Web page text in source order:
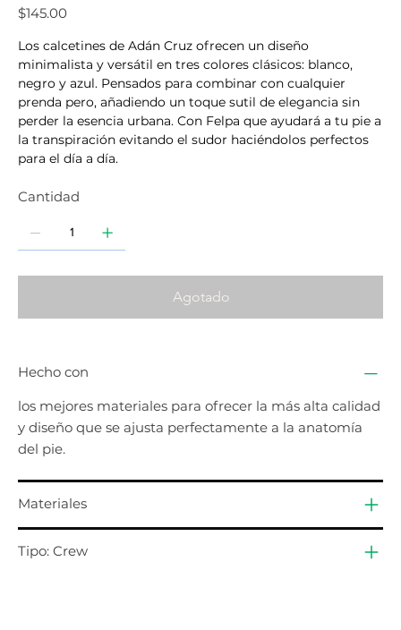
Precio
$145.00
Los calcetines de Adán Cruz ofrecen un diseño
minimalista y versátil en tres colores clásicos: blanco,
negro y azul. Pensados para combinar con cualquier
prenda pero, añadiendo un toque sutil de elegancia sin
perder la esencia urbana. Con Felpa que ayudará a tu pie a
la transpiración evitando el sudor haciéndolos perfectos
para el día a día.
Cantidad
Agotado
Hecho con
los mejores materiales para ofrecer la más alta calidad
y diseño que se ajusta perfectamente a la anatomía
del pie.
Materiales
Tipo: Crew